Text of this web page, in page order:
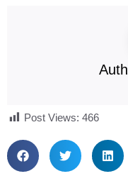
Post Views: 466